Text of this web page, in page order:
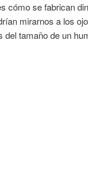
cómo se fabrican
mirarnos a los
tamaño de un